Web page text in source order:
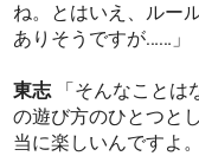
ね。とはいえ、ルー
ありそうですが……」
東志「そんなことは
の遊び方のひとつと
当に楽しいんですよ